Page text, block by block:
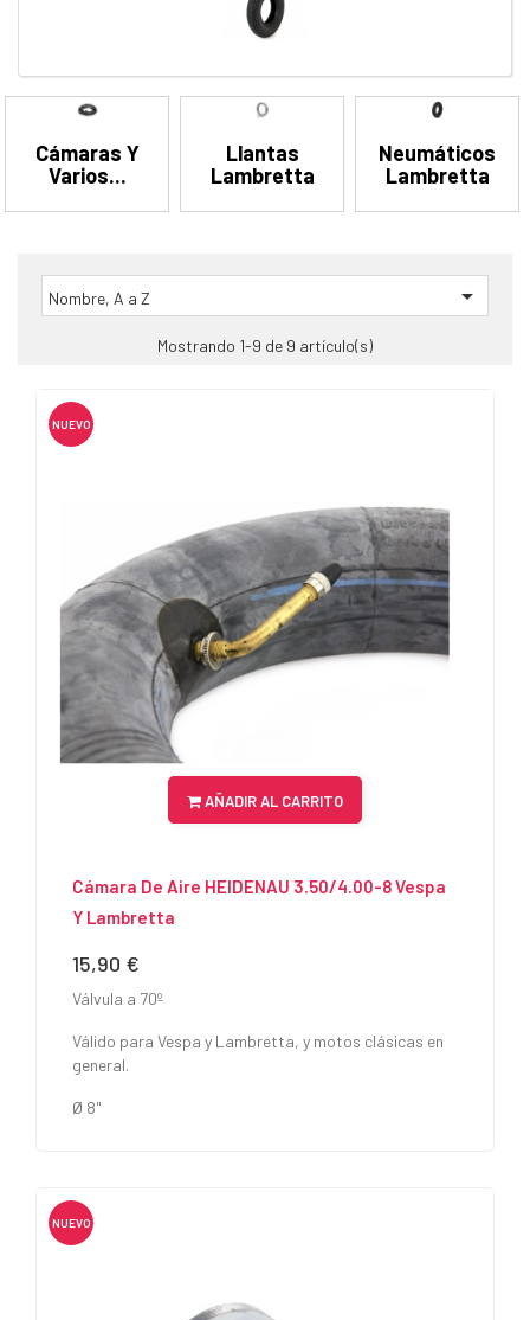
Cámaras Y
Varios...
Llantas
Lambretta
Neumáticos
Lambretta
Nombre, A a Z 
Mostrando 1-9 de 9 artículo(s)
NUEVO
AÑADIR AL CARRITO
Cámara De Aire HEIDENAU 3.50/4.00-8 Vespa
Y Lambretta
Precio
15,90 €
Válvula a 70º
Válido para Vespa y Lambretta, y motos clásicas en
general.
Ø 8"
NUEVO